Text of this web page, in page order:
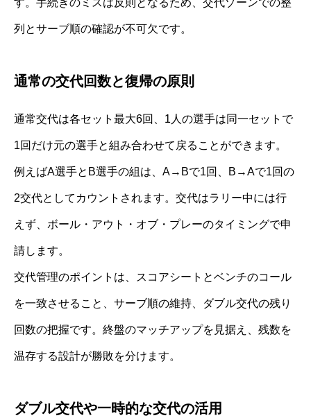
す。手続きのミスは反則となるため、交代ゾーンでの整
列とサーブ順の確認が不可欠です。
通常の交代回数と復帰の原則
通常交代は各セット最大6回、1人の選手は同一セットで
1回だけ元の選手と組み合わせて戻ることができます。
例えばA選手とB選手の組は、A→Bで1回、B→Aで1回の
2交代としてカウントされます。交代はラリー中には行
えず、ボール・アウト・オブ・プレーのタイミングで申
請します。
交代管理のポイントは、スコアシートとベンチのコール
を一致させること、サーブ順の維持、ダブル交代の残り
回数の把握です。終盤のマッチアップを見据え、残数を
温存する設計が勝敗を分けます。
ダブル交代や一時的な交代の活用